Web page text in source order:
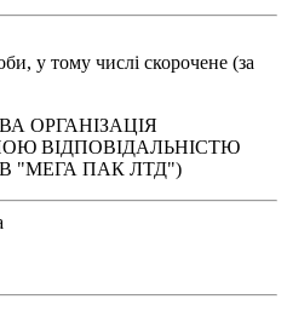
у тому числі скорочене (за
ОРГАНІЗАЦІЯ
ВІДПОВІДАЛЬНІСТЮ
"МЕГА ПАК ЛТД")